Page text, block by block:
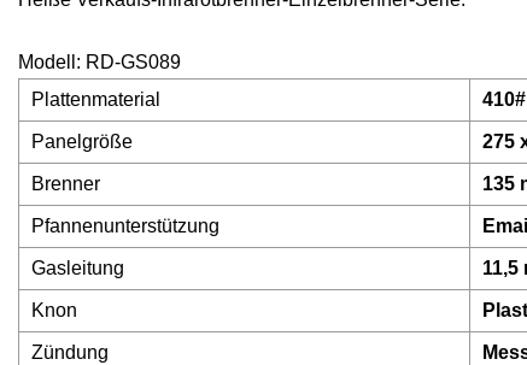
Modell: RD-GS089
Plattenmaterial
Panelgröße 275
Brenner 135
Pfannenunterstützung
Gasleitung 11,5
Knon
Zündung